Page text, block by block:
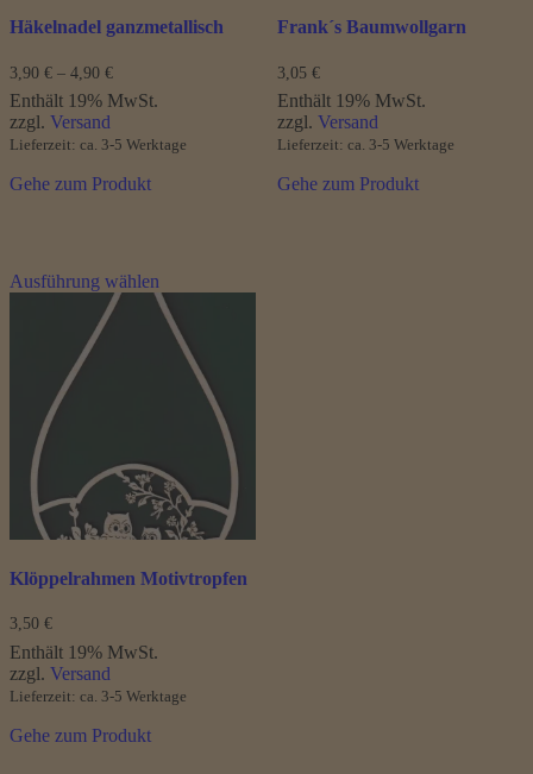
Häkelnadel ganzmetallisch
3,90 € – 4,90 €Preisspanne:
3,90 €
bis
Enthält 19% MwSt.
zzgl. Versand
Lieferzeit: ca. 3-5 Werktage
Gehe zum Produkt
Frank´s Baumwollgarn
3,05 €
Enthält 19% MwSt.
zzgl. Versand
Lieferzeit: ca. 3-5 Werktage
Gehe zum Produkt
Ausführung wählenProdukt
weist
mehrere
Varianten
Optionen
der
Produktseite
gewählt
werden
Klöppelrahmen Motivtropfen
3,50 €
Enthält 19% MwSt.
zzgl. Versand
Lieferzeit: ca. 3-5 Werktage
Gehe zum Produkt